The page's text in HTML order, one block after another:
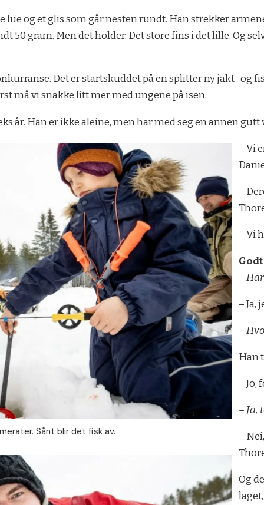
lue og et glis som går nesten rundt. Han strekker
50 gram. Men det holder. Det store fins i det lille. Og
Det er startskuddet på en splitter ny jakt- og
må vi snakke litt mer med ungene på isen.
år. Han er ikke aleine, men har med seg en annen gutt
Sånt blir det fisk av.
– Vi
–
– Vi
–
– Ja,
–
Han
– Jo,
– Ja,
–
Og